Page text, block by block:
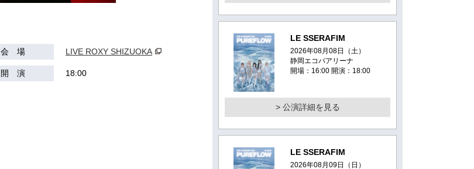
会 場 LIVE ROXY SHIZUOKA
開 演 18:00
LE SSERAFIM
2026年08月08日（土）
静岡エコパアリーナ
開場：16:00 開演：18:00
> 公演詳細を見る
LE SSERAFIM
2026年08月09日（日）